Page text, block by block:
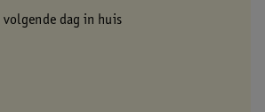
dag in huis